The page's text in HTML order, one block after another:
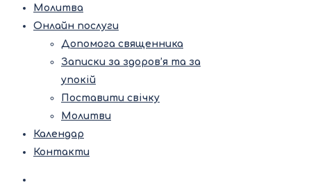
Молитва
Онлайн послуги
Допомога священника
Записки за здоров’я та за
упокій
Поставити свічку
Молитви
Календар
Контакти